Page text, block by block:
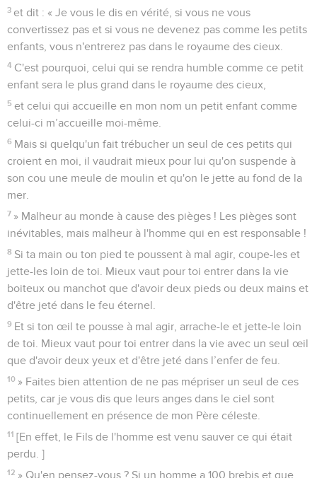
3 et dit : « Je vous le dis en vérité, si vous ne vous
convertissez pas et si vous ne devenez pas comme les petits
enfants, vous n'entrerez pas dans le royaume des cieux.
4 C'est pourquoi, celui qui se rendra humble comme ce petit
enfant sera le plus grand dans le royaume des cieux,
5 et celui qui accueille en mon nom un petit enfant comme
celui-ci m’accueille moi-même.
6 Mais si quelqu'un fait trébucher un seul de ces petits qui
croient en moi, il vaudrait mieux pour lui qu'on suspende à
son cou une meule de moulin et qu'on le jette au fond de la
mer.
7 » Malheur au monde à cause des pièges ! Les pièges sont
inévitables, mais malheur à l'homme qui en est responsable !
8 Si ta main ou ton pied te poussent à mal agir, coupe-les et
jette-les loin de toi. Mieux vaut pour toi entrer dans la vie
boiteux ou manchot que d'avoir deux pieds ou deux mains et
d'être jeté dans le feu éternel.
9 Et si ton œil te pousse à mal agir, arrache-le et jette-le loin
de toi. Mieux vaut pour toi entrer dans la vie avec un seul œil
que d'avoir deux yeux et d'être jeté dans l’enfer de feu.
10 » Faites bien attention de ne pas mépriser un seul de ces
petits, car je vous dis que leurs anges dans le ciel sont
continuellement en présence de mon Père céleste.
11 [En effet, le Fils de l'homme est venu sauver ce qui était
perdu. ]
12 » Qu'en pensez-vous ? Si un homme a 100 brebis et que